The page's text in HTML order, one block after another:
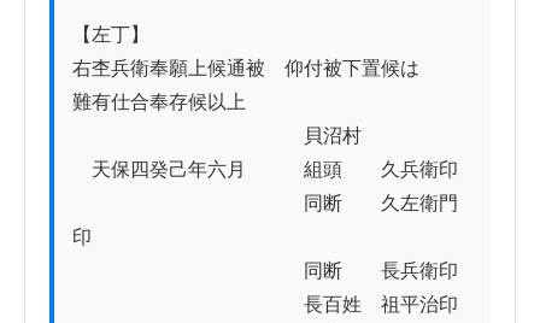
【左丁】
右杢兵衛奉願上候通被　仰付被下置候はゝ
難有仕合奉存候以上
貝沼村
天保四癸己年六月　　　組頭　　久兵衛印
同断　　久左衛門
印
同断　　長兵衛印
長百姓　祖平治印